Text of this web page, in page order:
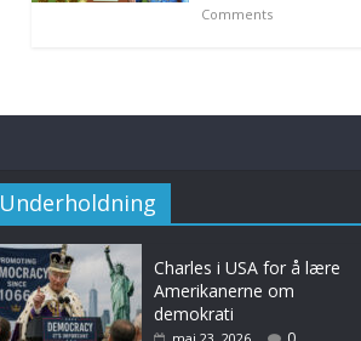
Comments
Underholdning
Charles i USA for å lære
Amerikanerne om
demokrati